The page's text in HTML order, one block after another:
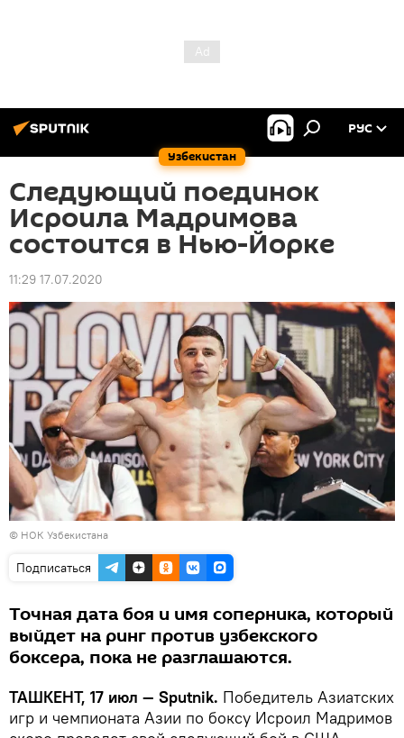
Узбекистан
РУС
Следующий поединок
Исроила Мадримова
состоится в Нью-Йорке
11:29 17.07.2020
© НОК Узбекистана
Подписаться
Точная дата боя и имя соперника, который
выйдет на ринг против узбекского
боксера, пока не разглашаются.
ТАШКЕНТ, 17 июл — Sputnik. Победитель Азиатских
игр и чемпионата Азии по боксу Исроил Мадримов